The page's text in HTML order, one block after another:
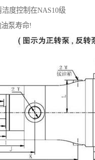
度控制在NAS10级
泵寿命!